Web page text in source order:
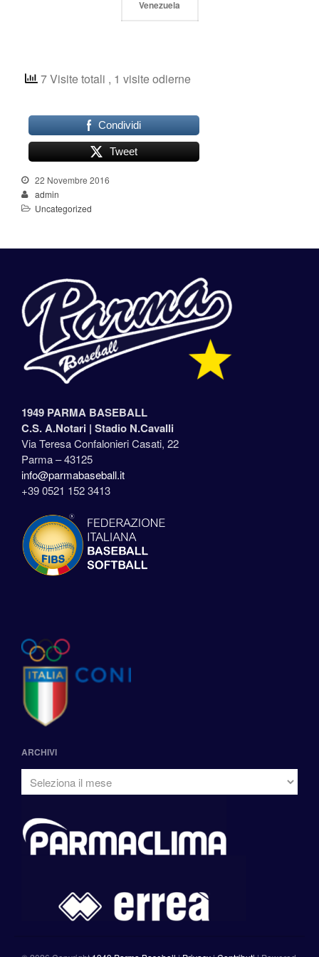
Venezuela
7 Visite totali , 1 visite odierne
Condividi
Tweet
22 Novembre 2016
admin
Uncategorized
1949 PARMA BASEBALL
C.S. A.Notari | Stadio N.Cavalli
Via Teresa Confalonieri Casati, 22
Parma – 43125
info@parmabaseball.it
+39 0521 152 3413
ARCHIVI